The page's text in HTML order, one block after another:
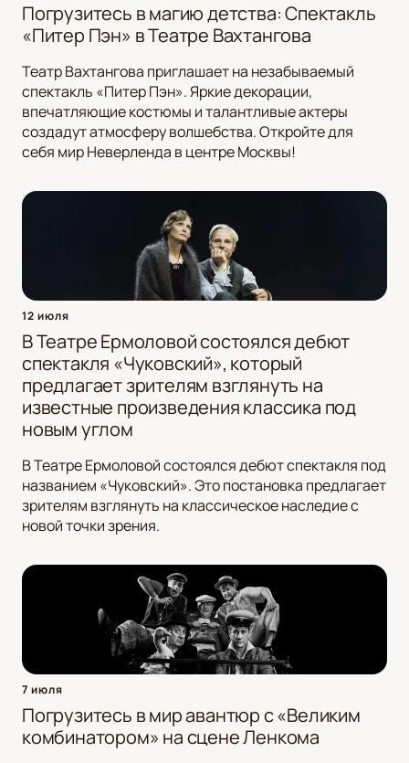
Погрузитесь в магию детства: Спектакль
«Питер Пэн» в Театре Вахтангова
Театр Вахтангова приглашает на незабываемый
спектакль «Питер Пэн». Яркие декорации,
впечатляющие костюмы и талантливые актеры
создадут атмосферу волшебства. Откройте для
себя мир Неверленда в центре Москвы!
12 июля
В Театре Ермоловой состоялся дебют
спектакля «Чуковский», который
предлагает зрителям взглянуть на
известные произведения классика под
новым углом
В Театре Ермоловой состоялся дебют спектакля под
названием «Чуковский». Это постановка предлагает
зрителям взглянуть на классическое наследие с
новой точки зрения.
7 июля
Погрузитесь в мир авантюр с «Великим
комбинатором» на сцене Ленкома